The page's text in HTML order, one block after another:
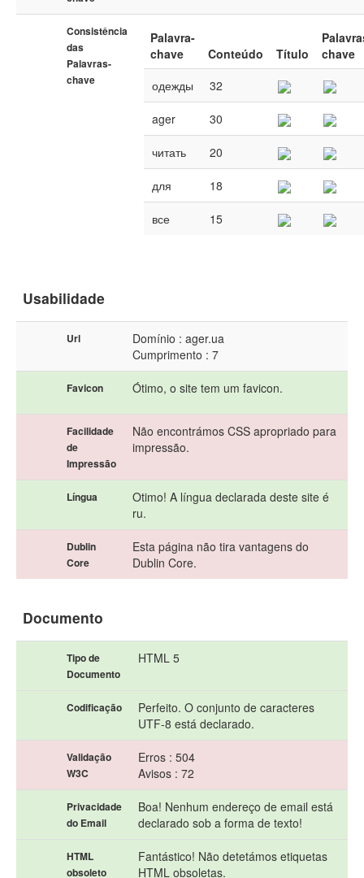
Consistência
das
Palavras-
chave
Palavra-
chave
Conteúdo Título
chave
одежды
32
ager 30
читать 20
для 18
все 15
Usabilidade
Url
Domínio : ager.ua
Cumprimento : 7
Favicon Ótimo, o site tem um favicon.
Facilidade
de
Impressão
Não encontrámos CSS apropriado para
impressão.
Língua
Otimo! A língua declarada deste site é
ru.
Dublin
Core
Esta página não tira vantagens do
Dublin Core.
Documento
Tipo de
Documento
HTML 5
Codificação
Perfeito. O conjunto de caracteres
UTF-8 está declarado.
Validação
W3C
Erros : 504
Avisos : 72
Privacidade
do Email
Boa! Nenhum endereço de email está
declarado sob a forma de texto!
HTML
obsoleto
Fantástico! Não detetámos etiquetas
HTML obsoletas.